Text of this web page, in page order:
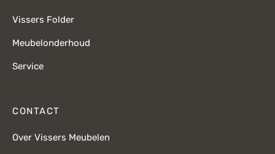
Vissers Folder
Meubelonderhoud
Service
CONTACT
Over Vissers Meubelen